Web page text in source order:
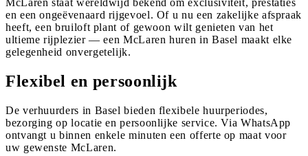
McLaren staat wereldwijd bekend om exclusiviteit, prestaties
en een ongeëvenaard rijgevoel. Of u nu een zakelijke afspraak
heeft, een bruiloft plant of gewoon wilt genieten van het
ultieme rijplezier — een McLaren huren in Basel maakt elke
gelegenheid onvergetelijk.
Flexibel en persoonlijk
De verhuurders in Basel bieden flexibele huurperiodes,
bezorging op locatie en persoonlijke service. Via WhatsApp
ontvangt u binnen enkele minuten een offerte op maat voor
uw gewenste McLaren.